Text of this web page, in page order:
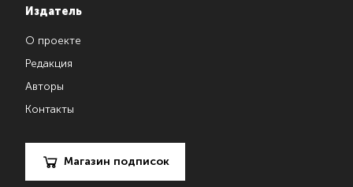
Издатель
О проекте
Редакция
Авторы
Контакты
Магазин подписок